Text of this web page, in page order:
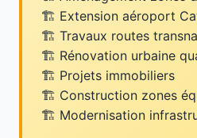
Extension aéroport
Travaux routes
Rénovation urbaine
Projets immobiliers
Construction zones
Modernisation